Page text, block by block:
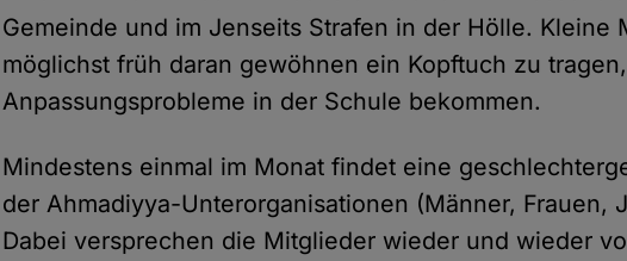
Gemeinde und im Jenseits Strafen in der Hölle. Kleine
möglichst früh daran gewöhnen ein Kopftuch zu
Anpassungsprobleme in der Schule bekommen.
Mindestens einmal im Monat findet eine
der Ahmadiyya-Unterorganisationen (Männer, Frauen,
Dabei versprechen die Mitglieder wieder und wieder